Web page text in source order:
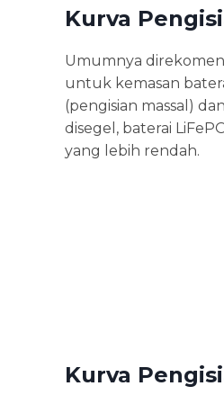
Kurva
Umumnya
untuk kemasan
(pengisian massal)
disegel, baterai
yang lebih rendah.
Kurva